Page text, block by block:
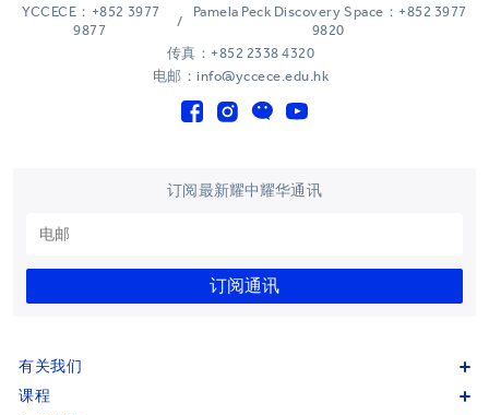
YCCECE：+852 3977
9877
/
Pamela Peck Discovery Space：+852 3977
9820
传真：+852 2338 4320
电邮：info@yccece.edu.hk
订阅最新耀中耀华通讯
订阅通讯
有关我们
课程